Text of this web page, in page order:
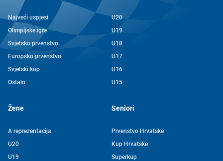
Najveći uspjesi
Olimpijske igre
Svjetsko prvenstvo
Europsko prvenstvo
Svjetski kup
Ostalo
U20
U19
U18
U17
U16
U15
Žene
A reprezentacija
U20
U19
Seniori
Prvenstvo Hrvatske
Kup Hrvatske
Superkup